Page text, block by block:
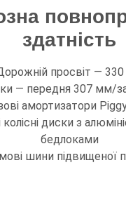
здатність
просвіт —
— передня 307 мм/
амортизатори
диски з
бедлоками
шини підвищеної